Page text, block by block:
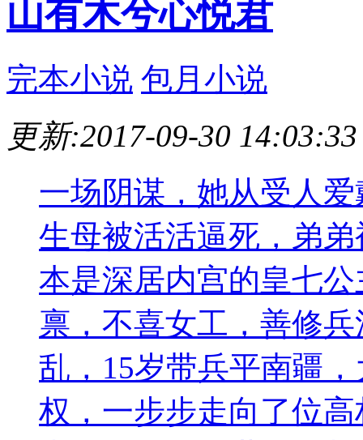
山有木兮心悦君
完本小说 包月小说
更新:2017-09-30 14:03:33
一场阴谋，她从受人
生母被活活逼死，弟
本是深居内宫的皇七
禀，不喜女工，善修
乱，15岁带兵平南疆
权，一步步走向了位